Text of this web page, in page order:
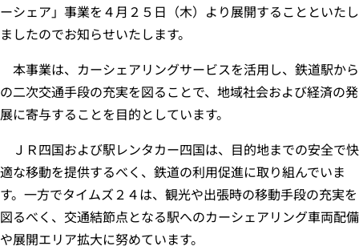
ーシェア」事業を４月２５日（木）より展開することといたし
ましたのでお知らせいたします。
本事業は、カーシェアリングサービスを活用し、鉄道駅から
の二次交通手段の充実を図ることで、地域社会および経済の発
展に寄与することを目的としています。
ＪＲ四国および駅レンタカー四国は、目的地までの安全で快
適な移動を提供するべく、鉄道の利用促進に取り組んでいま
す。一方でタイムズ２４は、観光や出張時の移動手段の充実を
図るべく、交通結節点となる駅へのカーシェアリング車両配備
や展開エリア拡大に努めています。